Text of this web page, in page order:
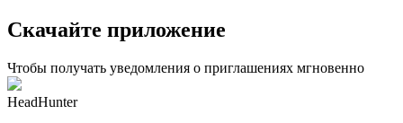
Скачайте приложение
Чтобы получать уведомления о приглашениях мгновенно
HeadHunter